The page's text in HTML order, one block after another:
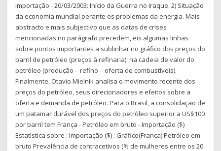
importação - 20/03/2003: Início da Guerra no Iraque. 2) Situação
da economia mundial perante os problemas da energia. Mais
abstracto e mais subjectivo que as datas de crises
mencionadas no parágrafo precedem, eis algumas linhas
sobre pontos importantes a sublinhar no gráfico dos preços do
barril de petróleo (preços à refinaria): na cadeia de valor do
petróleo (produção – refino – oferta de combustíveis).
Finalmente, Otavio Mielnik analisa o movimento recente dos
preços do petróleo, seus direcionadores e efeitos sobre a
oferta e demanda de petróleo. Para o Brasil, a consolidação de
um patamar durável dos preços do petróleo superior a US$100
por barril tem França - Petróleo em bruto - Importação ($)
Estatística sobre : Importação ($) : Gráfico(França) Petróleo em
bruto Prevalência de contracetivos (% de mulheres entre os 20